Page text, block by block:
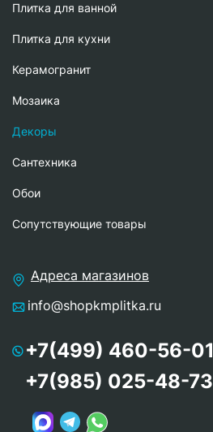
Плитка для ванной
Плитка для кухни
Керамогранит
Мозаика
Декоры
Сантехника
Обои
Сопутствующие товары
Адреса магазинов
info@shopkmplitka.ru
+7(499) 460-56-01
+7(985) 025-48-73